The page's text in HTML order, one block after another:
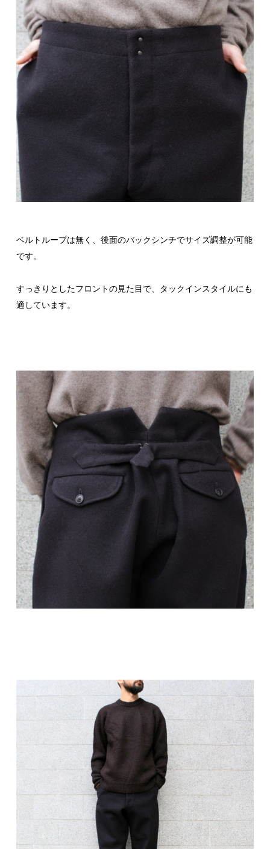
ベルトループは無く、後面のバックシンチでサイズ調整が可能
です。
すっきりとしたフロントの見た目で、タックインスタイルにも
適しています。